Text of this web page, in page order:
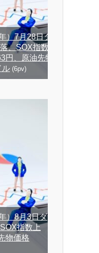
）7月28日ダ
、SOX指数
円、原油先物
ル (6pv)
）8月3日ダ
指数上
物価格